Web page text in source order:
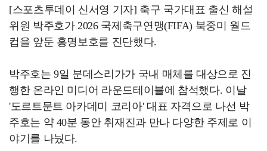
[스포츠투데이 신서영 기자] 축구 국가대표 출신 해설
위원 박주호가 2026 국제축구연맹(FIFA) 북중미 월드
컵을 앞둔 홍명보호를 진단했다.
박주호는 9일 분데스리가가 국내 매체를 대상으로 진
행한 온라인 미디어 라운드테이블에 참석했다. 이날
'도르트문트 아카데미 코리아' 대표 자격으로 나선 박
주호는 약 40분 동안 취재진과 만나 다양한 주제로 이
야기를 나눴다.